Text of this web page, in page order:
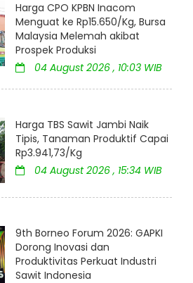
Harga CPO KPBN Inacom
Menguat ke Rp15.650/Kg, Bursa
Malaysia Melemah akibat
Prospek Produksi
04 August 2026 , 10:03 WIB
Harga TBS Sawit Jambi Naik
Tipis, Tanaman Produktif Capai
Rp3.941,73/Kg
04 August 2026 , 15:34 WIB
9th Borneo Forum 2026: GAPKI
Dorong Inovasi dan
Produktivitas Perkuat Industri
Sawit Indonesia